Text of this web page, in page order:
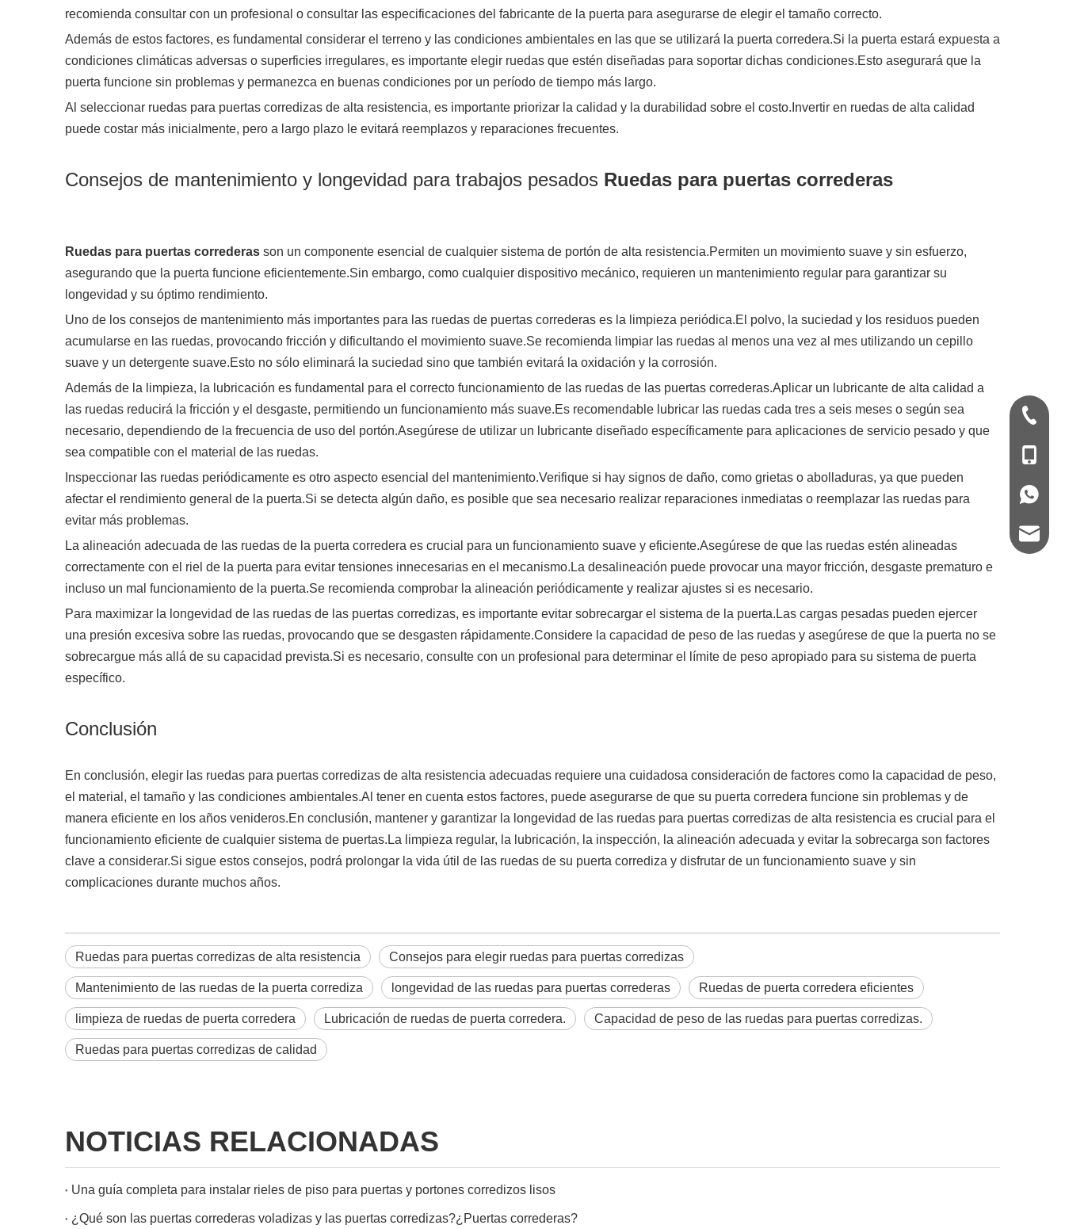
recomienda consultar con un profesional o consultar las especificaciones del fabricante de la puerta para asegurarse de elegir el tamaño correcto.
Además de estos factores, es fundamental considerar el terreno y las condiciones ambientales en las que se utilizará la puerta corredera.Si la puerta estará expuesta a
condiciones climáticas adversas o superficies irregulares, es importante elegir ruedas que estén diseñadas para soportar dichas condiciones.Esto asegurará que la
puerta funcione sin problemas y permanezca en buenas condiciones por un período de tiempo más largo.
Al seleccionar ruedas para puertas corredizas de alta resistencia, es importante priorizar la calidad y la durabilidad sobre el costo.Invertir en ruedas de alta calidad
puede costar más inicialmente, pero a largo plazo le evitará reemplazos y reparaciones frecuentes.
Consejos de mantenimiento y longevidad para trabajos pesados Ruedas para puertas correderas
Ruedas para puertas correderas son un componente esencial de cualquier sistema de portón de alta resistencia.Permiten un movimiento suave y sin esfuerzo,
asegurando que la puerta funcione eficientemente.Sin embargo, como cualquier dispositivo mecánico, requieren un mantenimiento regular para garantizar su
longevidad y su óptimo rendimiento.
Uno de los consejos de mantenimiento más importantes para las ruedas de puertas correderas es la limpieza periódica.El polvo, la suciedad y los residuos pueden
acumularse en las ruedas, provocando fricción y dificultando el movimiento suave.Se recomienda limpiar las ruedas al menos una vez al mes utilizando un cepillo
suave y un detergente suave.Esto no sólo eliminará la suciedad sino que también evitará la oxidación y la corrosión.
Además de la limpieza, la lubricación es fundamental para el correcto funcionamiento de las ruedas de las puertas correderas.Aplicar un lubricante de alta calidad a
las ruedas reducirá la fricción y el desgaste, permitiendo un funcionamiento más suave.Es recomendable lubricar las ruedas cada tres a seis meses o según sea
necesario, dependiendo de la frecuencia de uso del portón.Asegúrese de utilizar un lubricante diseñado específicamente para aplicaciones de servicio pesado y que
sea compatible con el material de las ruedas.
Inspeccionar las ruedas periódicamente es otro aspecto esencial del mantenimiento.Verifique si hay signos de daño, como grietas o abolladuras, ya que pueden
afectar el rendimiento general de la puerta.Si se detecta algún daño, es posible que sea necesario realizar reparaciones inmediatas o reemplazar las ruedas para
evitar más problemas.
La alineación adecuada de las ruedas de la puerta corredera es crucial para un funcionamiento suave y eficiente.Asegúrese de que las ruedas estén alineadas
correctamente con el riel de la puerta para evitar tensiones innecesarias en el mecanismo.La desalineación puede provocar una mayor fricción, desgaste prematuro e
incluso un mal funcionamiento de la puerta.Se recomienda comprobar la alineación periódicamente y realizar ajustes si es necesario.
Para maximizar la longevidad de las ruedas de las puertas corredizas, es importante evitar sobrecargar el sistema de la puerta.Las cargas pesadas pueden ejercer
una presión excesiva sobre las ruedas, provocando que se desgasten rápidamente.Considere la capacidad de peso de las ruedas y asegúrese de que la puerta no se
sobrecargue más allá de su capacidad prevista.Si es necesario, consulte con un profesional para determinar el límite de peso apropiado para su sistema de puerta
específico.
Conclusión
En conclusión, elegir las ruedas para puertas corredizas de alta resistencia adecuadas requiere una cuidadosa consideración de factores como la capacidad de peso,
el material, el tamaño y las condiciones ambientales.Al tener en cuenta estos factores, puede asegurarse de que su puerta corredera funcione sin problemas y de
manera eficiente en los años venideros.En conclusión, mantener y garantizar la longevidad de las ruedas para puertas corredizas de alta resistencia es crucial para el
funcionamiento eficiente de cualquier sistema de puertas.La limpieza regular, la lubricación, la inspección, la alineación adecuada y evitar la sobrecarga son factores
clave a considerar.Si sigue estos consejos, podrá prolongar la vida útil de las ruedas de su puerta corrediza y disfrutar de un funcionamiento suave y sin
complicaciones durante muchos años.
Ruedas para puertas corredizas de alta resistencia Consejos para elegir ruedas para puertas corredizas
Mantenimiento de las ruedas de la puerta corrediza longevidad de las ruedas para puertas correderas Ruedas de puerta corredera eficientes
limpieza de ruedas de puerta corredera Lubricación de ruedas de puerta corredera. Capacidad de peso de las ruedas para puertas corredizas.
Ruedas para puertas corredizas de calidad
NOTICIAS RELACIONADAS
Una guía completa para instalar rieles de piso para puertas y portones corredizos lisos
¿Qué son las puertas correderas voladizas y las puertas corredizas?¿Puertas correderas?
+86-
+86-